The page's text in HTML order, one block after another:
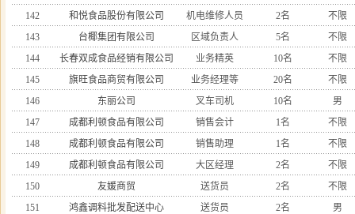
142
和悦食品股份有限公司 机电维修人员 2名
不限
143
台椰集团有限公司 区域负责人 5名
不限
144
长春双成食品经销有限公司 业务精英 10名
不限
145
旗旺食品商贸有限公司 业务经理等 20名
不限
146
东丽公司 叉车司机 10名
男
147
成都利顿食品有限公司 销售会计 1名
不限
148
成都利顿食品有限公司 销售助理 1名
不限
149
成都利顿食品有限公司 大区经理 2名
不限
150
友媛商贸 送货员 2名
不限
151
鸿鑫调料批发配送中心 送货员 2名
男